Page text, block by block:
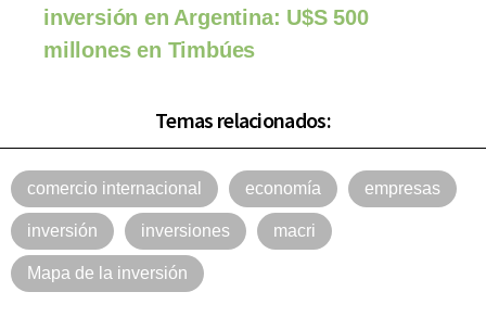
inversión en Argentina: U$S 500
millones en Timbúes
Temas relacionados:
comercio internacional economía empresas
inversión inversiones macri
Mapa de la inversión